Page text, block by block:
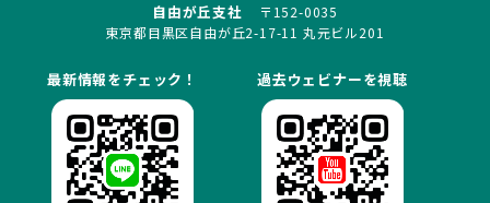
自由が丘支社
〒152-0035
東京都目黒区自由が丘2-17-11 丸元ビル201
最新情報をチェック！ 過去ウェビナーを視聴